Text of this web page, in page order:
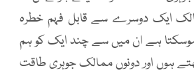
ایک دوسرے سے قابل فہم خطرہ
ہے ان میں سے چند ایک کو ہم
ہوں اور دونوں ممالک جوہری طاقت